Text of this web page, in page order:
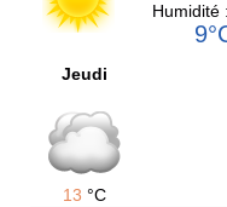
Humidité
Jeudi
13 °C